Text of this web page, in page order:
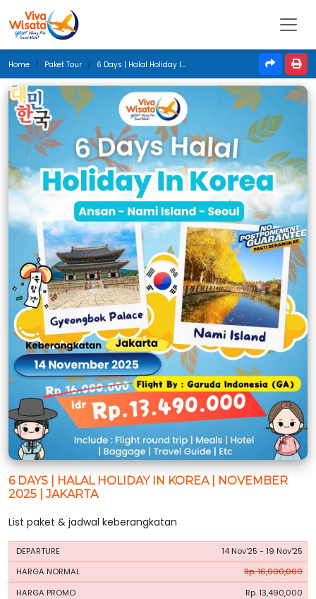
Home Paket Tour 6 Days | Halal Holiday In Korea | November 2025 | Jakarta
6 DAYS | HALAL HOLIDAY IN KOREA | NOVEMBER
2025 | JAKARTA
List paket & jadwal keberangkatan
PERIODE
HARGA
14 Nov'25 - 19 Nov'25
Rp. 16,000,000
Rp. 13,490,000